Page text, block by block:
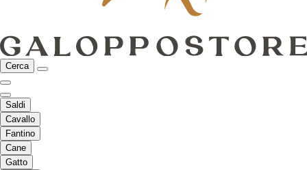
Cerca
Saldi
Cavallo
Fantino
Cane
Gatto